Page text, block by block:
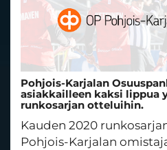
Pohjois-Karjalan
asiakkailleen kaksi lippua
runkosarjan otteluihin.
Kauden 2020
Pohjois-Karjalan